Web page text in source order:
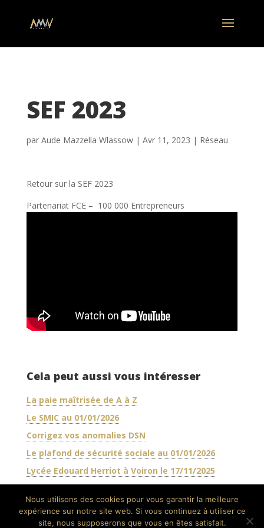
SEF 2023
par Aude Mazzella Wlassow| Avr 11, 2023 | Réseau
Retour sur la SEF 2023
Partenariat FCE – 100 000 Entrepreneurs
Cela peut aussi vous intéresser
La paie maîtrisée de A à Z
Le SMIC au 01/01/2026
Corrigez vos anomalies DSN
Le plafond de sécurité sociale au 01/01/2026
Lycée Edouard Herriot à Voiron le 17/11/2025
Nous utilisons des cookies pour vous garantir la meilleure
expérience sur notre site web. Si vous continuez à utiliser ce
site, nous supposerons que vous en êtes satisfait.